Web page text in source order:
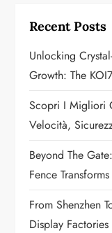
i
g
a
t
i
o
n
Recent Posts
Unlocking
Growth: The
Scopri I Migliori
Velocità,
Beyond The
Fence
From Shenzhen
Display